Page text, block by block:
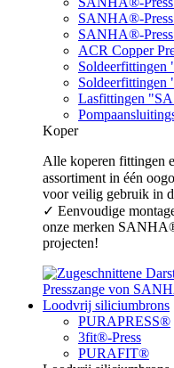
SANHA®-
SANHA®-
ACR Copper
Soldeerfittingen
Soldeerfittingen
Lasfittingen
Koper
Alle koperen fittingen
assortiment in één
voor veilig gebruik in
✓ Eenvoudige
onze merken
projecten!
Loodvrij siliciumbrons
PURAPRESS®
3fit®-Press
PURAFIT®